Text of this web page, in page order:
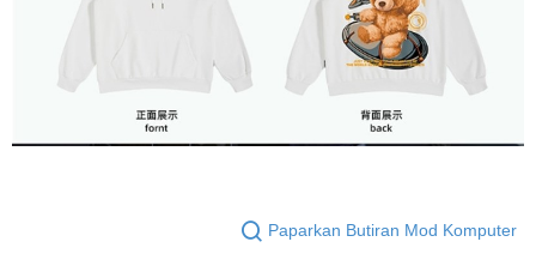
Paparkan Butiran Mod Komputer